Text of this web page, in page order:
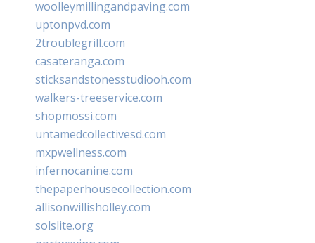
woolleymillingandpaving.com
uptonpvd.com
2troublegrill.com
casateranga.com
sticksandstonesstudiooh.com
walkers-treeservice.com
shopmossi.com
untamedcollectivesd.com
mxpwellness.com
infernocanine.com
thepaperhousecollection.com
allisonwillisholley.com
solslite.org